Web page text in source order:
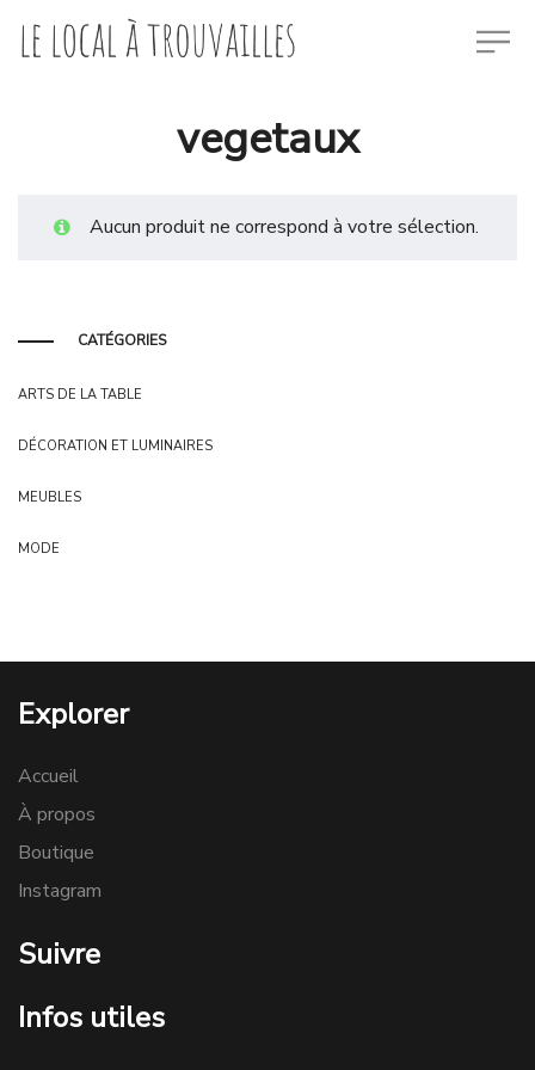
vegetaux
Aucun produit ne correspond à votre sélection.
CATÉGORIES
ARTS DE LA TABLE
DÉCORATION ET LUMINAIRES
MEUBLES
MODE
Explorer
Accueil
À propos
Boutique
Instagram
Suivre
Infos utiles